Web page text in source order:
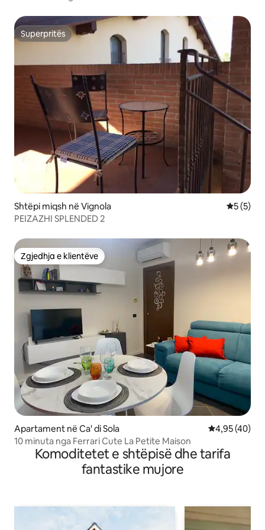
Superpritës
Superpritës
Shtëpi miqsh në Vignola
5 (5)
PEIZAZHI SPLENDED 2
Zgjedhja e klientëve
Zgjedhja e klientëve
Apartament në Ca' di Sola Vlerësimi
4,95 (40)
10 minuta nga Ferrari Cute La Petite Maison
Komoditetet e shtëpisë dhe tarifa
fantastike mujore